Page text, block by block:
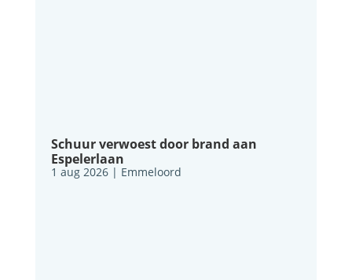
Schuur verwoest door brand aan
Espelerlaan
1 aug 2026| Emmeloord